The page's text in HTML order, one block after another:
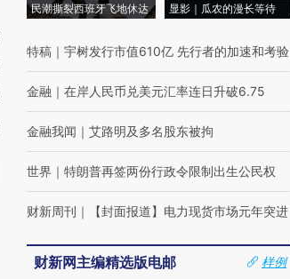
民潮撕裂西班牙飞地休达
显影｜瓜农的漫长等待
特稿 ｜ 宇树发行市值610亿 先行者的加速和考验
金融 ｜ 在岸人民币兑美元汇率连日升破6.75
金融我闻 ｜ 艾路明及多名股东被拘
世界 ｜ 特朗普再签两份行政令限制出生公民权
财新周刊 ｜ 【封面报道】电力现货市场元年突进
财新网主编精选版电邮
样例